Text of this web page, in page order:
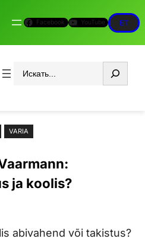
Facebook YouTube ET
Otsi
VARIA
ja koolis?
abivahend või takistus?